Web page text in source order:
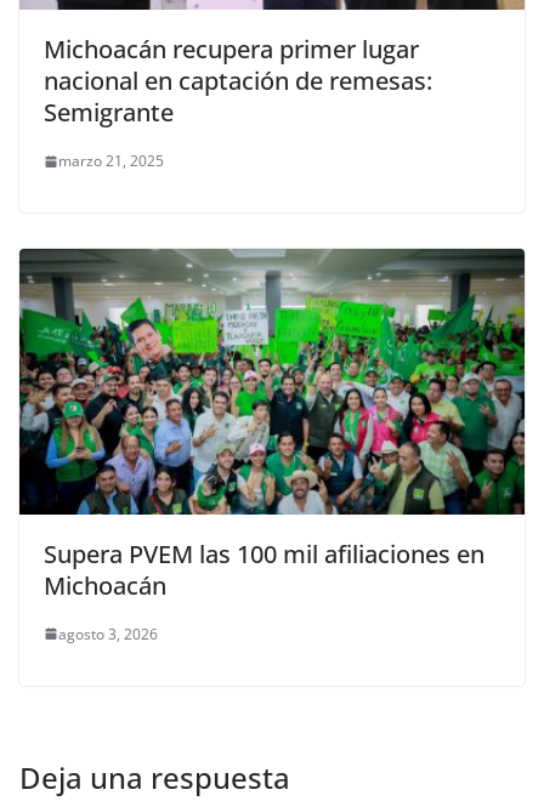
Michoacán recupera primer lugar
nacional en captación de remesas:
Semigrante
marzo 21, 2025
Supera PVEM las 100 mil afiliaciones en
Michoacán
agosto 3, 2026
Deja una respuesta